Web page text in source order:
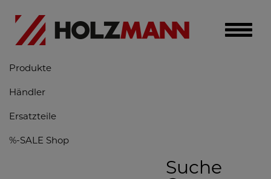
Toggle
Produkte
Händler
Ersatzteile
%-SALE Shop
Suche